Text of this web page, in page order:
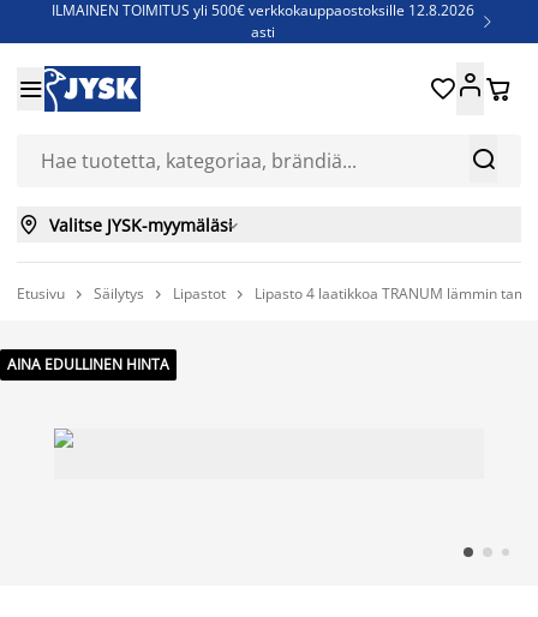
ILMAINEN TOIMITUS yli 500€ verkkokauppaostoksille 12.8.2026
asti

Jenkkisänkyjä - Säästä jopa 60%


 
 Valitse JYSK-myymäläsi
Etusivu  Säilytys  Lipastot  Lipasto 4 laatikkoa TRANUM lämmin
AINA EDULLINEN HINTA